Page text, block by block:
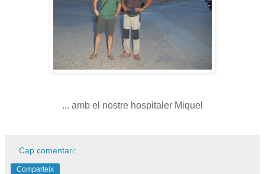
... amb el nostre hospitaler Miquel
Cap comentari:
Comparteix